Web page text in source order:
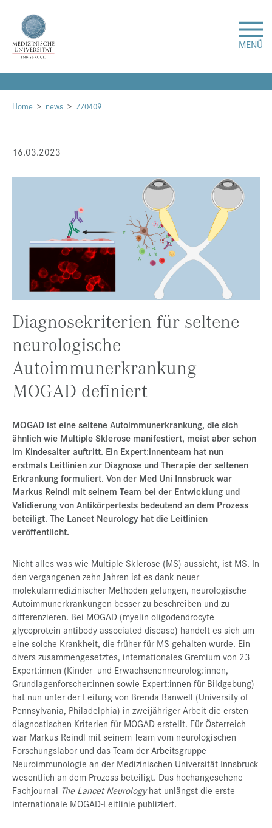
MENÜ
Forschung
Studium & Lehre
Internationales
Events
Presse
Kontakt
Datenschutz
Service-Links
de |en
Home news 770409
16.03.2023
Diagnosekriterien für seltene
neurologische
Autoimmunerkrankung
MOGAD definiert
MOGAD ist eine seltene Autoimmunerkrankung, die sich
ähnlich wie Multiple Sklerose manifestiert, meist aber schon
im Kindesalter auftritt. Ein Expert:innenteam hat nun
erstmals Leitlinien zur Diagnose und Therapie der seltenen
Erkrankung formuliert. Von der Med Uni Innsbruck war
Markus Reindl mit seinem Team bei der Entwicklung und
Validierung von Antikörpertests bedeutend an dem Prozess
beteiligt. The Lancet Neurology hat die Leitlinien
veröffentlicht.
Nicht alles was wie Multiple Sklerose (MS) aussieht, ist MS. In
den vergangenen zehn Jahren ist es dank neuer
molekularmedizinischer Methoden gelungen, neurologische
Autoimmunerkrankungen besser zu beschreiben und zu
differenzieren. Bei MOGAD (myelin oligodendrocyte
glycoprotein antibody-associated disease) handelt es sich um
eine solche Krankheit, die früher für MS gehalten wurde. Ein
divers zusammengesetztes, internationales Gremium von 23
Expert:innen (Kinder- und Erwachsenenneurolog:innen,
Grundlagenforscher:innen sowie Expert:innen für Bildgebung)
hat nun unter der Leitung von Brenda Banwell (University of
Pennsylvania, Philadelphia) in zweijähriger Arbeit die ersten
diagnostischen Kriterien für MOGAD erstellt. Für Österreich
war Markus Reindl mit seinem Team vom neurologischen
Forschungslabor und das Team der Arbeitsgruppe
Neuroimmunologie an der Medizinischen Universität Innsbruck
wesentlich an dem Prozess beteiligt. Das hochangesehene
Fachjournal The Lancet Neurologyhat unlängst die erste
internationale MOGAD-Leitlinie publiziert.